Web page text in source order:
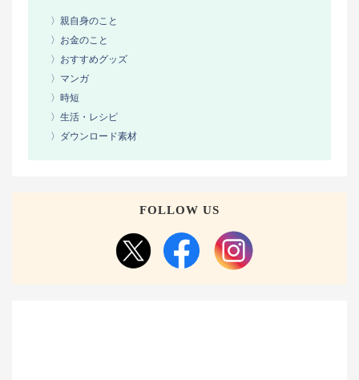
〉親自身のこと
〉お金のこと
〉おすすめグッズ
〉マンガ
〉時短
〉生活・レシピ
〉ダウンロード素材
FOLLOW US